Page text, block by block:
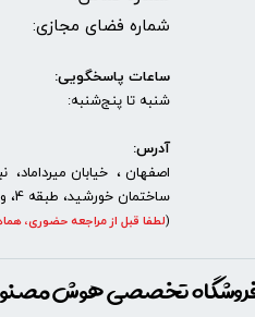
★
تخصصی هوش
شماره فضای مجازی:
ساعات پاسخگویی:
شنبه تا پنج‌شنبه:
آدرس:
اصفهان ، خیابان میرداماد،
ساختمان خورشید، طبقه 4، واحد 11، پلاک 292
(لطفا قبل از مراجعه حضوری،